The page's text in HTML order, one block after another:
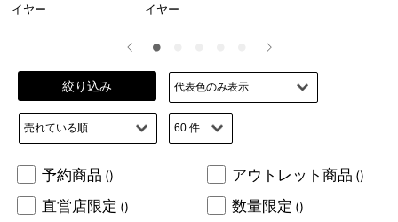
イヤー
イヤー
絞り込み
予約商品 () アウトレット商品 ()
直営店限定 () 数量限定 ()